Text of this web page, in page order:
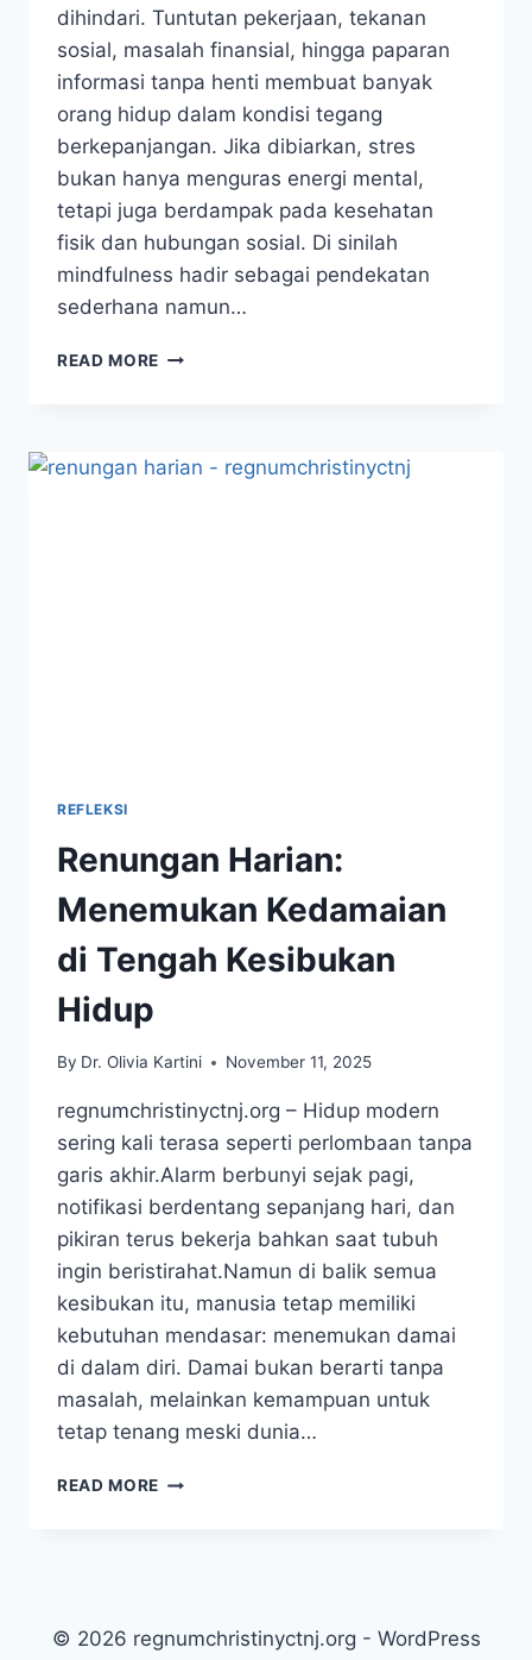
dihindari. Tuntutan pekerjaan, tekanan
sosial, masalah finansial, hingga paparan
informasi tanpa henti membuat banyak
orang hidup dalam kondisi tegang
berkepanjangan. Jika dibiarkan, stres
bukan hanya menguras energi mental,
tetapi juga berdampak pada kesehatan
fisik dan hubungan sosial. Di sinilah
mindfulness hadir sebagai pendekatan
sederhana namun…
READ MORE 5
UNTUK
MENGURANGI
REFLEKSI
Renungan Harian:
Menemukan Kedamaian
di Tengah Kesibukan
Hidup
By Dr. Olivia Kartini November 11, 2025
regnumchristinyctnj.org – Hidup modern
sering kali terasa seperti perlombaan tanpa
garis akhir.Alarm berbunyi sejak pagi,
notifikasi berdentang sepanjang hari, dan
pikiran terus bekerja bahkan saat tubuh
ingin beristirahat.Namun di balik semua
kesibukan itu, manusia tetap memiliki
kebutuhan mendasar: menemukan damai
di dalam diri. Damai bukan berarti tanpa
masalah, melainkan kemampuan untuk
tetap tenang meski dunia…
READ MORE RENUNGAN
KESIBUKAN
HIDUP
© 2026 regnumchristinyctnj.org - WordPress